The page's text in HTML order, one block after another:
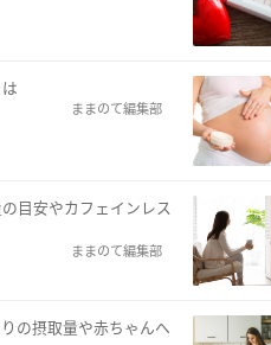
ままのて編集部
目安やカフェインレス
ままのて編集部
の摂取量や赤ちゃんへ